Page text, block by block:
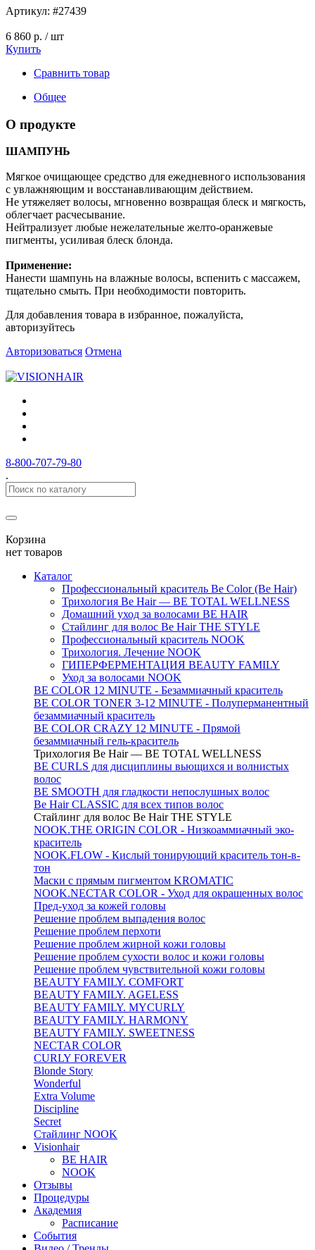
Артикул: #27439
6 860 р. / шт
Купить
Сравнить товар
Общее
О продукте
ШАМПУНЬ
Мягкое очищающее средство для ежедневного использования
с увлажняющим и восстанавливающим действием.
Не утяжеляет волосы, мгновенно возвращая блеск и мягкость,
облегчает расчесывание.
Нейтрализует любые нежелательные желто-оранжевые
пигменты, усиливая блеск блонда.
Применение:
Нанести шампунь на влажные волосы, вспенить с массажем,
тщательно смыть. При необходимости повторить.
Для добавления товара в избранное, пожалуйста,
авторизуйтесь
Авторизоваться Отмена
8-800-707-79-80
.
Корзина
нет товаров
Каталог
Профессиональный краситель Be Color (Be Hair)
Трихология Be Hair — BE TOTAL WELLNESS
Домашний уход за волосами BE HAIR
Стайлинг для волос Be Hair THE STYLE
Профессиональный краситель NOOK
Трихология. Лечение NOOK
ГИПЕРФЕРМЕНТАЦИЯ BEAUTY FAMILY
Уход за волосами NOOK
BE COLOR 12 MINUTE - Безаммиачный краситель
BE COLOR TONER 3-12 MINUTE - Полуперманентный
безаммиачный краситель
BE COLOR CRAZY 12 MINUTE - Прямой
безаммиачный гель-краситель
Трихология Be Hair — BE TOTAL WELLNESS
BE CURLS для дисциплины вьющихся и волнистых
волос
BE SMOOTH для гладкости непослушных волос
Be Hair CLASSIC для всех типов волос
Стайлинг для волос Be Hair THE STYLE
NOOK.THE ORIGIN COLOR - Низкоаммиачный эко-
краситель
NOOK.FLOW - Кислый тонирующий краситель тон-в-
тон
Маски с прямым пигментом KROMATIC
NOOK.NECTAR COLOR - Уход для окрашенных волос
Пред-уход за кожей головы
Решение проблем выпадения волос
Решение проблем перхоти
Решение проблем жирной кожи головы
Решение проблем сухости волос и кожи головы
Решение проблем чувствительной кожи головы
BEAUTY FAMILY. COMFORT
BEAUTY FAMILY. AGELESS
BEAUTY FAMILY. MYCURLY
BEAUTY FAMILY. HARMONY
BEAUTY FAMILY. SWEETNESS
NECTAR COLOR
CURLY FOREVER
Blonde Story
Wonderful
Extra Volume
Discipline
Secret
Стайлинг NOOK
Visionhair
BE HAIR
NOOK
Отзывы
Процедуры
Академия
Расписание
События